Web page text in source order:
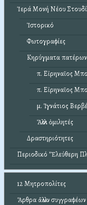
Ἱερά Μονή Νέου
Ἱστορικό
Φωτογραφίες
Κηρύγματα
π. Εἰρηναῖος
π. Εἰρηναῖος
μ. Ἰγνάτιος
Ἄλλοι ὁμιλητές
Δραστηριότητες
Περιοδικό "Ἐλεύθερη
12 Μητροπολίτες
Ἄρθρα ἄλλων συγγραφέων